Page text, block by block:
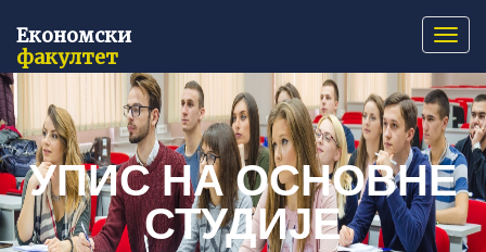
Економски
факултет
УПИС НА ОСНОВНЕ
СТУДИЈЕ